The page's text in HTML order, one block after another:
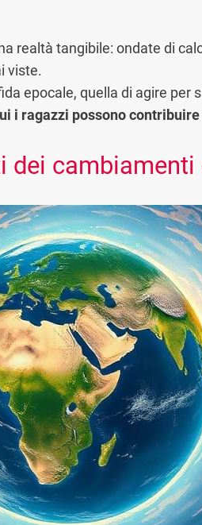
realtà tangibile: ondate di
viste.
epocale, quella di agire
i ragazzi possono
dei